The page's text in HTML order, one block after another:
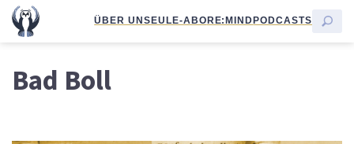
ÜBER UNSEULE-ABORE:MINDPODCASTS
Bad Boll